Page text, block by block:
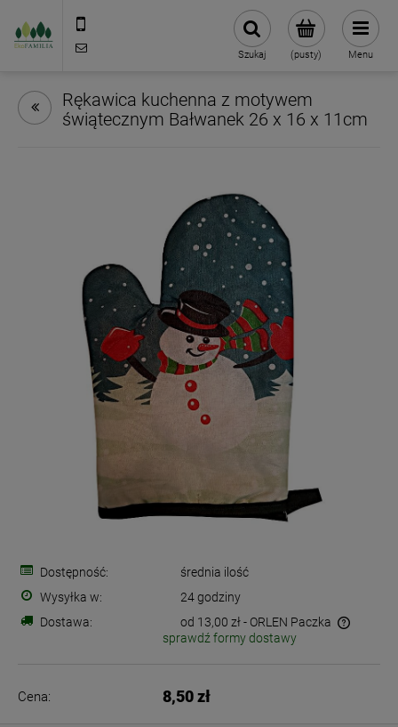
(pusty)
Szukaj Menu
Rękawica kuchenna z motywem
świątecznym Bałwanek 26 x 16 x 11cm
Dostępność:
średnia ilość
Wysyłka w:
24 godziny
Dostawa:
od 13,00 zł- ORLEN Paczka
Cena nie zawiera ewentualnych kosztów płatności
sprawdź formy dostawy
Cena: 8,50 zł